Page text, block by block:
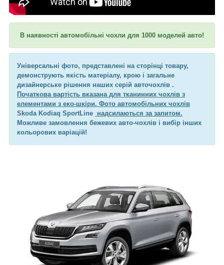
В наявності автомобільні чохли для 1000 моделей авто!
Універсальні фото, представлені на сторінці товару,
демонструють якість матеріалу, крою і загальне
дизайнерське рішення наших серій авточохлів .
Початкова вартість вказана для тканинних чохлів з
елементами з еко-шкіри. Фото автомобільних чохлів
Skoda Kodiaq SportLine надсилаються за запитом.
Можливе замовлення бежевих авто-чохлів і вибір інших
кольорових варіацій!